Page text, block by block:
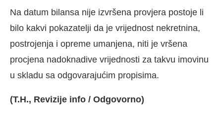
Na datum bilansa nije izvršena provjera postoje li
bilo kakvi pokazatelji da je vrijednost nekretnina,
postrojenja i opreme umanjena, niti je vršena
procjena nadoknadive vrijednosti za takvu imovinu
u skladu sa odgovarajućim propisima.
(T.H., Revizije info / Odgovorno)